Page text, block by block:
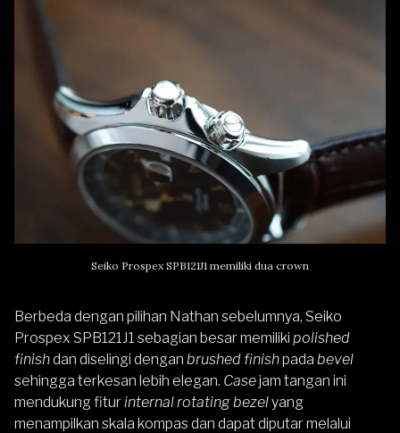
Seiko Prospex SPB121J1 memiliki dua crown
Berbeda dengan pilihan Nathan sebelumnya, Seiko
Prospex SPB121J1 sebagian besar memiliki polished
finishdan diselingi dengan brushed finishpada bevel
sehingga terkesan lebih elegan. Casejam tangan ini
mendukung fitur internal rotating bezelyang
menampilkan skala kompas dan dapat diputar melalui